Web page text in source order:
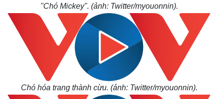
Kinh tế
Bất động sản
Khởi nghiệp
Thị trường
Giá vàng
Tiêu dùng
Tỷ giá
"Chó Mickey". (ảnh: Twitter/myouonnin).
Chó hóa trang thành cừu. (ảnh: Twitter/myouonnin).